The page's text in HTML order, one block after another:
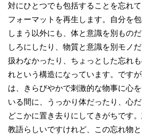
対にひとつでも包括することを忘れ
フォーマットを再生します。自分を
しまう以外にも、体と意識を別もの
しろにしたり、物質と意識を別モノ
扱わなかったり、ちょっとした忘れ
れという構造になっています。です
は、きらびやかで刺激的な物事に心
いる間に、うっかり体だったり、心
どこかに置き去りにしてきがちです
教語らしいですけれど、この忘れ物